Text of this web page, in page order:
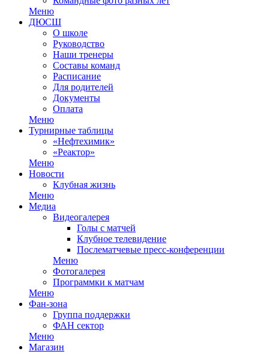
Меню
ДЮСШ
О школе
Руководство
Наши тренеры
Составы команд
Расписание
Для родителей
Документы
Оплата
Меню
Турнирные таблицы
«Нефтехимик»
«Реактор»
Меню
Новости
Клубная жизнь
Меню
Медиа
Видеогалерея
Голы с матчей
Клубное телевидение
Послематчевые пресс-конференции
Меню
Фотогалерея
Программки к матчам
Меню
Фан-зона
Группа поддержки
ФАН сектор
Меню
Магазин